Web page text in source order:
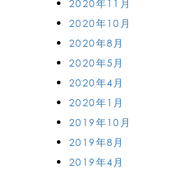
2020年11月
2020年10月
2020年8月
2020年5月
2020年4月
2020年1月
2019年10月
2019年8月
2019年4月